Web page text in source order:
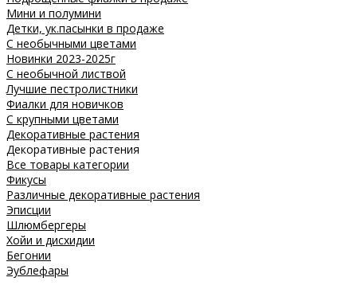
Мини и полумини
Детки, ук.пасынки в продаже
С необычными цветами
Новинки 2023-2025г
С необычной листвой
Лучшие пестролистники
Фиалки для новичков
С крупными цветами
Декоративные растения
Декоративные растения
Все товары категории
Фикусы
Различные декоративные растения
Эписции
Шлюмбергеры
Хойи и дисхидии
Бегонии
Эублефары